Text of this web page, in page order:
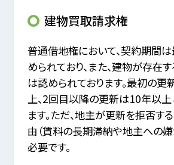
建物買取請求権
普通借地権において、契約期間
められており、また、建物が存在
は認められております。最初の
上、2回目以降の更新は10年以
ます。ただ、地主が更新を拒否す
由（賃料の長期滞納や地主への嫌
必要です。